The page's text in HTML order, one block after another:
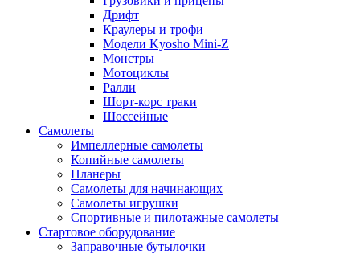
Дрифт
Краулеры и трофи
Модели Kyosho Mini-Z
Монстры
Мотоциклы
Ралли
Шорт-корс траки
Шоссейные
Самолеты
Импеллерные самолеты
Копийные самолеты
Планеры
Самолеты для начинающих
Самолеты игрушки
Спортивные и пилотажные самолеты
Стартовое оборудование
Заправочные бутылочки